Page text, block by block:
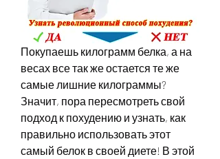
Покупаешь килограмм белка, а на
весах все так же остается те же
самые лишние килограммы?
Значит, пора пересмотреть свой
подход к похудению и узнать, как
правильно использовать этот
самый белок в своей диете! В этой